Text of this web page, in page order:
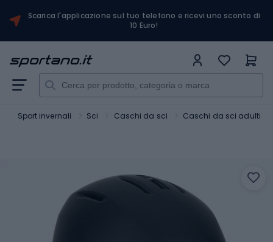
Scarica l'applicazione sul tuo telefono e ricevi uno sconto di
10 Euro!
Sport invernali Sci Caschi da sci Caschi da sci adulti